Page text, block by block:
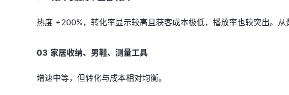
热度 +200%，转化率显示较高且获客成本极低，播放率也较突出。从
03 家居收纳、男鞋、测量工具
增速中等，但转化与成本相对均衡。